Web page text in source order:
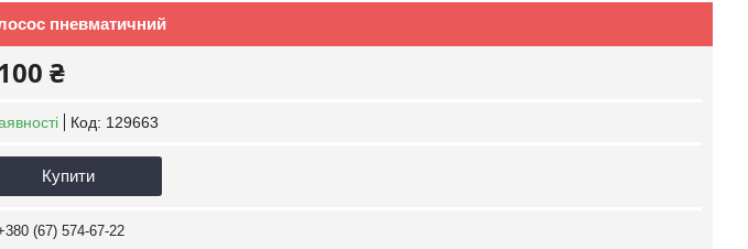
пневматичний
₴
Код: 129663
Купити
(67) 574-67-22